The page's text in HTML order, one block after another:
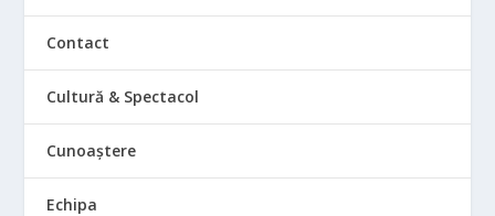
Contact
Cultură & Spectacol
Cunoaștere
Echipa